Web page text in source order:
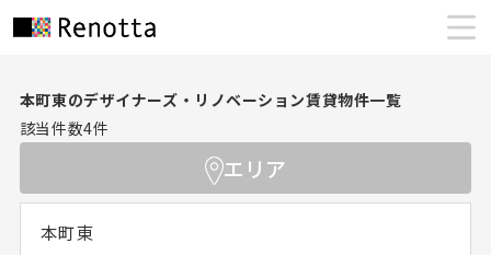
本町東のデザイナーズ・リノベーション賃貸物件一覧
該当件数4件
エリア
本町東